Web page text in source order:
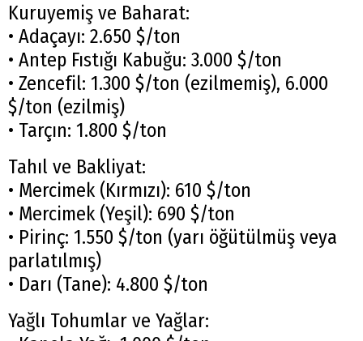
Kuruyemiş ve Baharat:
• Adaçayı: 2.650 $/ton
• Antep Fıstığı Kabuğu: 3.000 $/ton
• Zencefil: 1.300 $/ton (ezilmemiş), 6.000
$/ton (ezilmiş)
• Tarçın: 1.800 $/ton
Tahıl ve Bakliyat:
• Mercimek (Kırmızı): 610 $/ton
• Mercimek (Yeşil): 690 $/ton
• Pirinç: 1.550 $/ton (yarı öğütülmüş veya
parlatılmış)
• Darı (Tane): 4.800 $/ton
Yağlı Tohumlar ve Yağlar: